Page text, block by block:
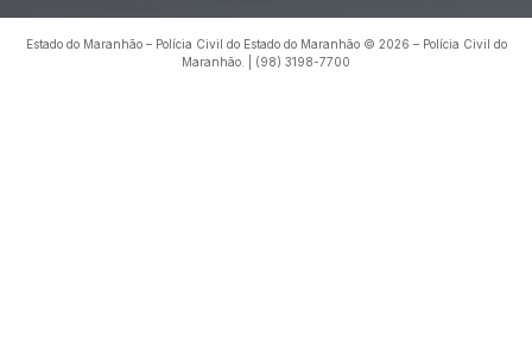
Estado do Maranhão – Polícia Civil do Estado do Maranhão © 2026 – Polícia Civil do
Maranhão. | (98) 3198-7700